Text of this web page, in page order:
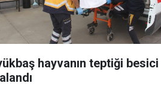
hayvanın teptiği besici